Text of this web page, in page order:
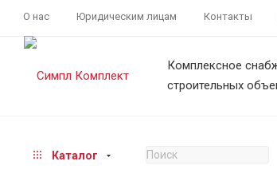
О нас Юридическим лицам Контакты
Комплексное
строительных
Каталог